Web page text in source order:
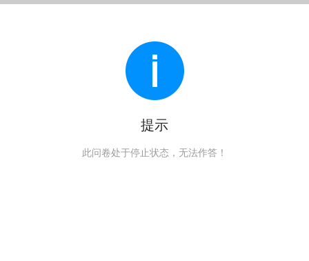
提示
此问卷处于停止状态，无法作答！